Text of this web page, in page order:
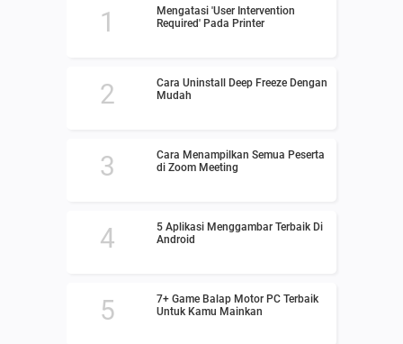
Mengatasi 'User Intervention
Required' Pada Printer
Cara Uninstall Deep Freeze Dengan
Mudah
Cara Menampilkan Semua Peserta
di Zoom Meeting
5 Aplikasi Menggambar Terbaik Di
Android
7+ Game Balap Motor PC Terbaik
Untuk Kamu Mainkan